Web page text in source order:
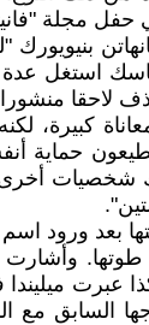
حفل مجلة
ماسك استغل
لاحقا
كبيرة،
أخرى
بعد ورود
هكذا عبرت
السابق مع